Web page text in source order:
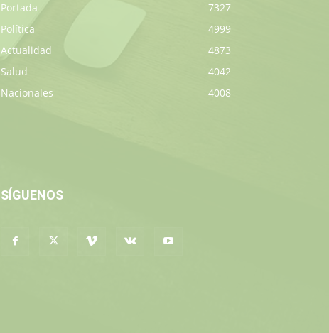
Portada
7327
Política
4999
Actualidad
4873
Salud
4042
Nacionales
4008
SÍGUENOS